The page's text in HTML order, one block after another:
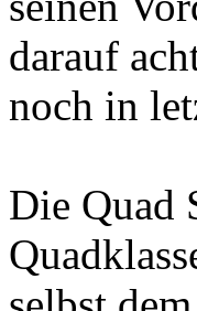
darauf
noch in
Die Quad